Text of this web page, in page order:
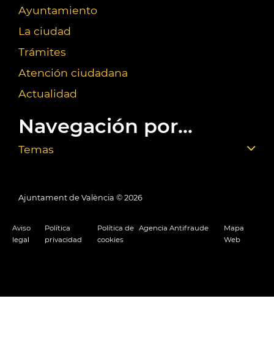
Ayuntamiento
La ciudad
Trámites
Atención ciudadana
Actualidad
Navegación por...
Temas
Ajuntament de València © 2026
Aviso
legal
Política
privacidad
Política de
cookies
Agencia Antifraude
Mapa
Web